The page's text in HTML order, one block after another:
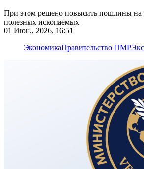
При этом решено повысить пошлины на
полезных ископаемых
01 Июн., 2026, 16:51
ЭкономикаПравительство ПМР